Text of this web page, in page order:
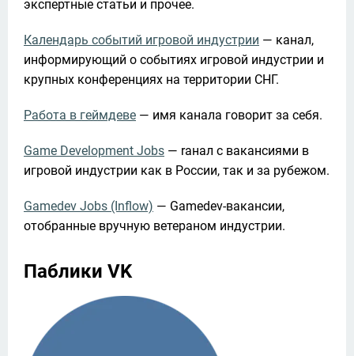
экспертные статьи и прочее.
Календарь событий игровой индустрии — канал,
информирующий о событиях игровой индустрии и
крупных конференциях на территории СНГ.
Работа в геймдеве — имя канала говорит за себя.
Game Development Jobs — rанал с вакансиями в
игровой индустрии как в России, так и за рубежом.
Gamedev Jobs (Inflow) — Gamedev-вакансии,
отобранные вручную ветераном индустрии.
Паблики VK